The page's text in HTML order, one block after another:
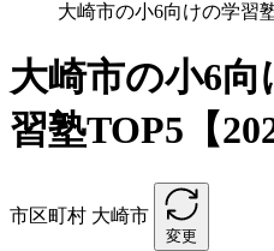
大崎市の小6向けの学習
大崎市の小6
習塾TOP5【
市区町村 大崎市
変更